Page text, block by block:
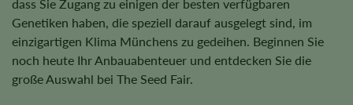
dass Sie Zugang zu einigen der besten verfügbaren
Genetiken haben, die speziell darauf ausgelegt sind, im
einzigartigen Klima Münchens zu gedeihen. Beginnen Sie
noch heute Ihr Anbauabenteuer und entdecken Sie die
große Auswahl bei The Seed Fair.